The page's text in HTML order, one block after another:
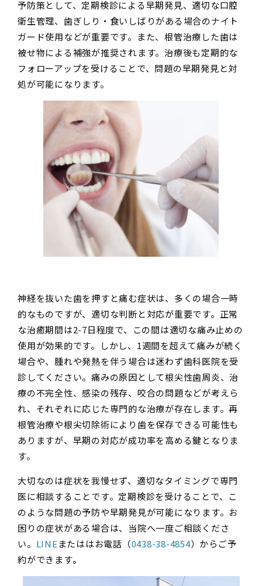
予防策として、定期検診による早期発見、適切な口腔
衛生管理、歯ぎしり・食いしばりがある場合のナイト
ガード使用などが重要です。また、根管治療した歯は
被せ物による補強が推奨されます。治療後も定期的な
フォローアップを受けることで、問題の早期発見と対
処が可能になります。
神経を抜いた歯を押すと痛む症状は、多くの場合一時
的なものですが、適切な判断と対応が重要です。正常
な治癒期間は2-7日程度で、この間は適切な痛み止めの
使用が効果的です。しかし、1週間を超えて痛みが続く
場合や、腫れや発熱を伴う場合は迷わず歯科医院を受
診してください。痛みの原因として根尖性歯周炎、治
療の不完全性、感染の残存、咬合の問題などが考えら
れ、それぞれに応じた専門的な治療が存在します。再
根管治療や根尖切除術により歯を保存できる可能性も
ありますが、早期の対応が成功率を高める鍵となりま
す。
大切なのは症状を我慢せず、適切なタイミングで専門
医に相談することです。定期検診を受けることで、こ
のような問題の予防や早期発見が可能になります。お
困りの症状がある場合は、当院へ一度ご相談くださ
い。 LINE またははお電話（0438-38-4854）からご予
約ができます。